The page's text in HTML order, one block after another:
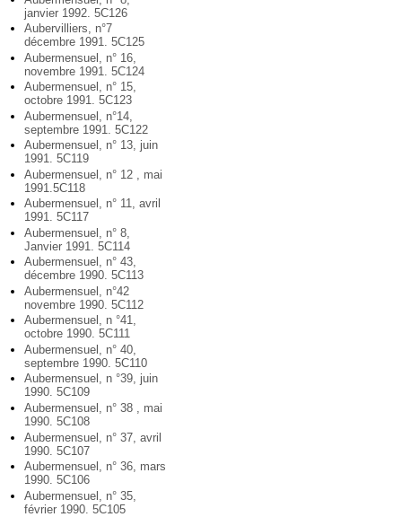
janvier 1992. 5C126
Aubervilliers, n°7
décembre 1991. 5C125
Aubermensuel, n° 16,
novembre 1991. 5C124
Aubermensuel, n° 15,
octobre 1991. 5C123
Aubermensuel, n°14,
septembre 1991. 5C122
Aubermensuel, n° 13, juin
1991. 5C119
Aubermensuel, n° 12 , mai
1991.5C118
Aubermensuel, n° 11, avril
1991. 5C117
Aubermensuel, n° 8,
Janvier 1991. 5C114
Aubermensuel, n° 43,
décembre 1990. 5C113
Aubermensuel, n°42
novembre 1990. 5C112
Aubermensuel, n °41,
octobre 1990. 5C111
Aubermensuel, n° 40,
septembre 1990. 5C110
Aubermensuel, n °39, juin
1990. 5C109
Aubermensuel, n° 38 , mai
1990. 5C108
Aubermensuel, n° 37, avril
1990. 5C107
Aubermensuel, n° 36, mars
1990. 5C106
Aubermensuel, n° 35,
février 1990. 5C105